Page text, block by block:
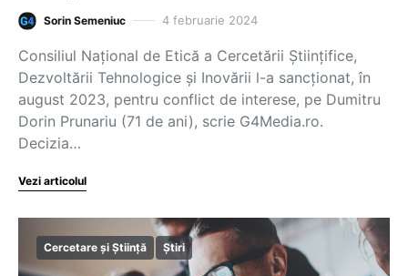
Sorin Semeniuc 4 februarie 2024
Consiliul Naţional de Etică a Cercetării Ştiinţifice,
Dezvoltării Tehnologice şi Inovării l-a sancționat, în
august 2023, pentru conflict de interese, pe Dumitru
Dorin Prunariu (71 de ani), scrie G4Media.ro.
Decizia…
Vezi articolul
Cercetare și Știință Știri